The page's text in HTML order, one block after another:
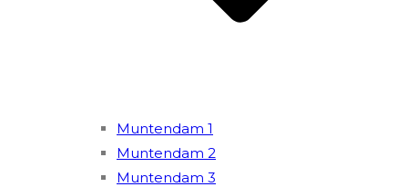
Muntendam 1
Muntendam 2
Muntendam 3